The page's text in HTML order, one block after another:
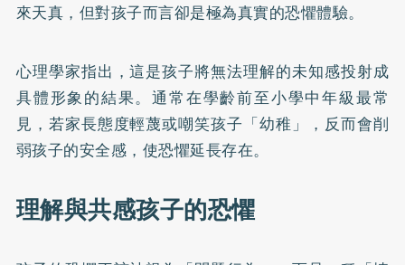
來天真，但對孩子而言卻是極為真實的恐懼體驗。
心理學家指出，這是孩子將無法理解的未知感投射成
具體形象的結果。通常在學齡前至小學中年級最常
見，若家長態度輕蔑或嘲笑孩子「幼稚」，反而會削
弱孩子的安全感，使恐懼延長存在。
理解與共感孩子的恐懼